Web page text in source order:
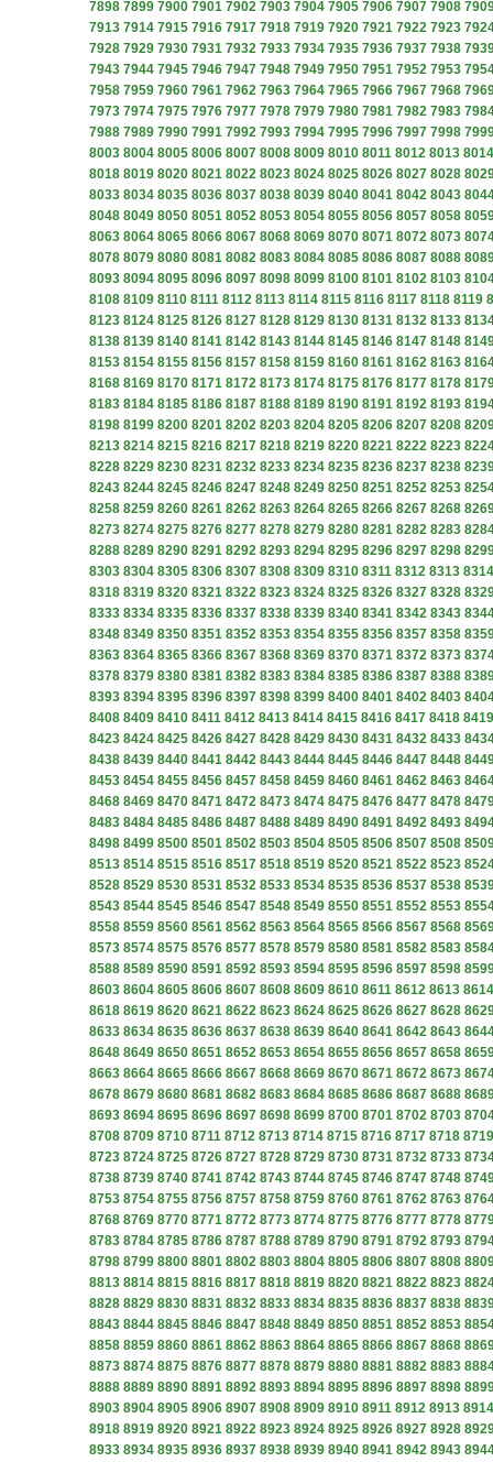
7898 7899 7900 7901 7902 7903 7904 7905 7906 7907 7908
7913 7914 7915 7916 7917 7918 7919 7920 7921 7922 7923
7928 7929 7930 7931 7932 7933 7934 7935 7936 7937 7938
7943 7944 7945 7946 7947 7948 7949 7950 7951 7952 7953
7958 7959 7960 7961 7962 7963 7964 7965 7966 7967 7968
7973 7974 7975 7976 7977 7978 7979 7980 7981 7982 7983
7988 7989 7990 7991 7992 7993 7994 7995 7996 7997 7998
8003 8004 8005 8006 8007 8008 8009 8010 8011 8012 8013 8014
8018 8019 8020 8021 8022 8023 8024 8025 8026 8027 8028
8033 8034 8035 8036 8037 8038 8039 8040 8041 8042 8043
8048 8049 8050 8051 8052 8053 8054 8055 8056 8057 8058
8063 8064 8065 8066 8067 8068 8069 8070 8071 8072 8073
8078 8079 8080 8081 8082 8083 8084 8085 8086 8087 8088
8093 8094 8095 8096 8097 8098 8099 8100 8101 8102 8103
8108 8109 8110 8111 8112 8113 8114 8115 8116 8117 8118 8119
8123 8124 8125 8126 8127 8128 8129 8130 8131 8132 8133
8138 8139 8140 8141 8142 8143 8144 8145 8146 8147 8148
8153 8154 8155 8156 8157 8158 8159 8160 8161 8162 8163
8168 8169 8170 8171 8172 8173 8174 8175 8176 8177 8178
8183 8184 8185 8186 8187 8188 8189 8190 8191 8192 8193
8198 8199 8200 8201 8202 8203 8204 8205 8206 8207 8208
8213 8214 8215 8216 8217 8218 8219 8220 8221 8222 8223
8228 8229 8230 8231 8232 8233 8234 8235 8236 8237 8238
8243 8244 8245 8246 8247 8248 8249 8250 8251 8252 8253
8258 8259 8260 8261 8262 8263 8264 8265 8266 8267 8268
8273 8274 8275 8276 8277 8278 8279 8280 8281 8282 8283
8288 8289 8290 8291 8292 8293 8294 8295 8296 8297 8298
8303 8304 8305 8306 8307 8308 8309 8310 8311 8312 8313 8314
8318 8319 8320 8321 8322 8323 8324 8325 8326 8327 8328
8333 8334 8335 8336 8337 8338 8339 8340 8341 8342 8343
8348 8349 8350 8351 8352 8353 8354 8355 8356 8357 8358
8363 8364 8365 8366 8367 8368 8369 8370 8371 8372 8373
8378 8379 8380 8381 8382 8383 8384 8385 8386 8387 8388
8393 8394 8395 8396 8397 8398 8399 8400 8401 8402 8403
8408 8409 8410 8411 8412 8413 8414 8415 8416 8417 8418 8419
8423 8424 8425 8426 8427 8428 8429 8430 8431 8432 8433
8438 8439 8440 8441 8442 8443 8444 8445 8446 8447 8448
8453 8454 8455 8456 8457 8458 8459 8460 8461 8462 8463
8468 8469 8470 8471 8472 8473 8474 8475 8476 8477 8478
8483 8484 8485 8486 8487 8488 8489 8490 8491 8492 8493
8498 8499 8500 8501 8502 8503 8504 8505 8506 8507 8508
8513 8514 8515 8516 8517 8518 8519 8520 8521 8522 8523
8528 8529 8530 8531 8532 8533 8534 8535 8536 8537 8538
8543 8544 8545 8546 8547 8548 8549 8550 8551 8552 8553
8558 8559 8560 8561 8562 8563 8564 8565 8566 8567 8568
8573 8574 8575 8576 8577 8578 8579 8580 8581 8582 8583
8588 8589 8590 8591 8592 8593 8594 8595 8596 8597 8598
8603 8604 8605 8606 8607 8608 8609 8610 8611 8612 8613 8614
8618 8619 8620 8621 8622 8623 8624 8625 8626 8627 8628
8633 8634 8635 8636 8637 8638 8639 8640 8641 8642 8643
8648 8649 8650 8651 8652 8653 8654 8655 8656 8657 8658
8663 8664 8665 8666 8667 8668 8669 8670 8671 8672 8673
8678 8679 8680 8681 8682 8683 8684 8685 8686 8687 8688
8693 8694 8695 8696 8697 8698 8699 8700 8701 8702 8703
8708 8709 8710 8711 8712 8713 8714 8715 8716 8717 8718 8719
8723 8724 8725 8726 8727 8728 8729 8730 8731 8732 8733
8738 8739 8740 8741 8742 8743 8744 8745 8746 8747 8748
8753 8754 8755 8756 8757 8758 8759 8760 8761 8762 8763
8768 8769 8770 8771 8772 8773 8774 8775 8776 8777 8778
8783 8784 8785 8786 8787 8788 8789 8790 8791 8792 8793
8798 8799 8800 8801 8802 8803 8804 8805 8806 8807 8808
8813 8814 8815 8816 8817 8818 8819 8820 8821 8822 8823
8828 8829 8830 8831 8832 8833 8834 8835 8836 8837 8838
8843 8844 8845 8846 8847 8848 8849 8850 8851 8852 8853
8858 8859 8860 8861 8862 8863 8864 8865 8866 8867 8868
8873 8874 8875 8876 8877 8878 8879 8880 8881 8882 8883
8888 8889 8890 8891 8892 8893 8894 8895 8896 8897 8898
8903 8904 8905 8906 8907 8908 8909 8910 8911 8912 8913 8914
8918 8919 8920 8921 8922 8923 8924 8925 8926 8927 8928
8933 8934 8935 8936 8937 8938 8939 8940 8941 8942 8943